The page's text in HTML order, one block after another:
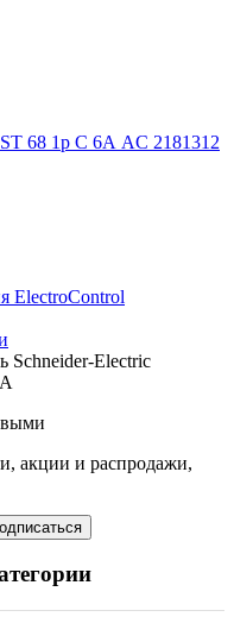
68 1p C 6А AC 2181312
ElectroControl
Schneider-Electric
акции и распродажи,